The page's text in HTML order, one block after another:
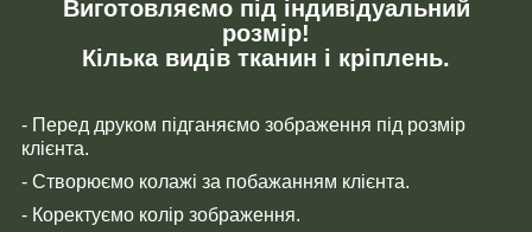
Виготовляємо під індивідуальний
розмір!
Кілька видів тканин і кріплень.
- Перед друком підганяємо зображення під розмір
клієнта.
- Створюємо колажі за побажанням клієнта.
- Коректуємо колір зображення.